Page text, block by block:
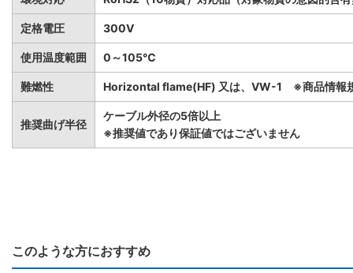
定格電圧 300V
使用温度範囲 0～105℃
難燃性 Horizontal flame(HF) 又は、VW-1 ※商品情報
推奨曲げ半径
ケーブル外径の5倍以上
※推奨値であり保証値ではございません
このような方におすすめ